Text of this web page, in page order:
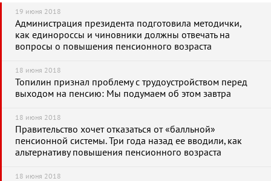
19 июня 2018
Администрация президента подготовила методички,
как единороссы и чиновники должны отвечать на
вопросы о повышения пенсионного возраста
18 июня 2018
Топилин признал проблему с трудоустройством перед
выходом на пенсию: Мы подумаем об этом завтра
18 июня 2018
Правительство хочет отказаться от «балльной»
пенсионной системы. Три года назад ее вводили, как
альтернативу повышения пенсионного возраста
18 июня 2018